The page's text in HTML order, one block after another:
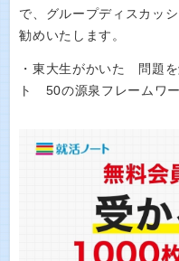
で、グループディスカッ
勧めいたします。
・東大生がかいた 問題
ト 50の源泉フレームワ